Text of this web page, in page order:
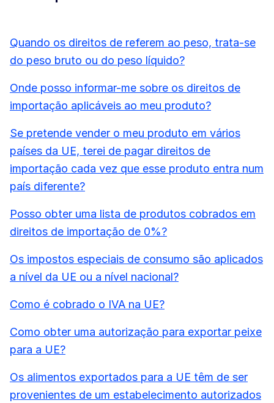
Quando os direitos de referem ao peso, trata-se
do peso bruto ou do peso líquido?
Onde posso informar-me sobre os direitos de
importação aplicáveis ao meu produto?
Se pretende vender o meu produto em vários
países da UE, terei de pagar direitos de
importação cada vez que esse produto entra num
país diferente?
Posso obter uma lista de produtos cobrados em
direitos de importação de 0%?
Os impostos especiais de consumo são aplicados
a nível da UE ou a nível nacional?
Como é cobrado o IVA na UE?
Como obter uma autorização para exportar peixe
para a UE?
Os alimentos exportados para a UE têm de ser
provenientes de um estabelecimento autorizados